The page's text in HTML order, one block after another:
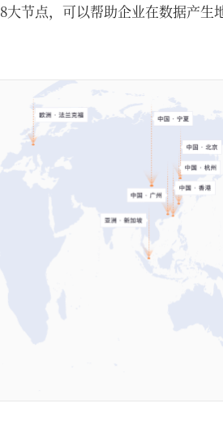
大节点，可以帮助企业在数据产